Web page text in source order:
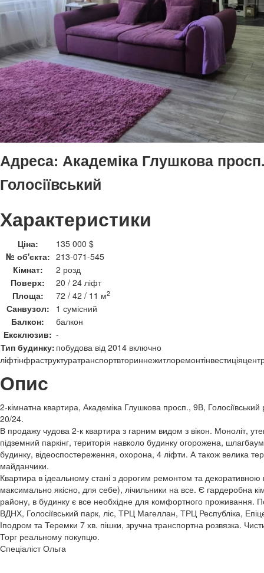
Адреса: Академіка Глушкова
Голосіївський
Характеристики
Ціна:
135 000 $
№ об'єкта: 213-071-545
Кімнат:
2 розд
Поверх:
20 / 24 ліфт
Площа:
72 / 42 / 11 м2
Санвузол:
1 сумісний
Балкон:
балкон
Ексклюзив: -
Тип будинку: побудова від 2014 включно
ліфтінфраструктуратранспортвториннежитлоремонтінвестиція
Опис
2-кімнатна квартира, Академіка Глушкова просп., 9В,
20/24.
В продажу чудова 2-к квартира з гарним видом з вікон. Моноліт,
підземний паркінг, територія навколо будинку огорожена,
будинку, відеоспостереження, охорона, 4 ліфти. А також велика
майданчики.
Квартира в ідеальному стані з дорогим ремонтом та
максимально якісно, для себе), лічильники на все. Є гардеробна
району, в будинку є все необхідне для комфортного проживання.
ВДНХ, Голосіївський парк, ліс, ТРЦ Магеллан, ТРЦ Республіка,
Іподром та Теремки 7 хв. пішки, зручна транспортна розвязка.
Торг реальному покупцю.
Спеціаліст Ольга